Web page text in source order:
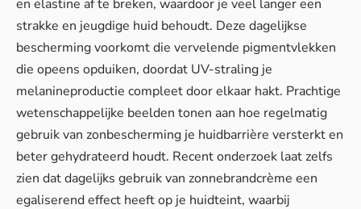
en elastine af te breken, waardoor je veel langer een
strakke en jeugdige huid behoudt. Deze dagelijkse
bescherming voorkomt die vervelende pigmentvlekken
die opeens opduiken, doordat UV-straling je
melanineproductie compleet door elkaar hakt. Prachtige
wetenschappelijke beelden tonen aan hoe regelmatig
gebruik van zonbescherming je huidbarrière versterkt en
beter gehydrateerd houdt. Recent onderzoek laat zelfs
zien dat dagelijks gebruik van zonnebrandcrème een
egaliserend effect heeft op je huidteint, waarbij